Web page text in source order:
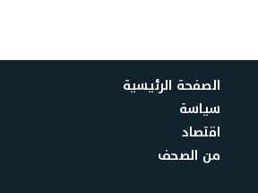
الصفحة الرئيسية
سياسة
اقتصاد
من الصحف